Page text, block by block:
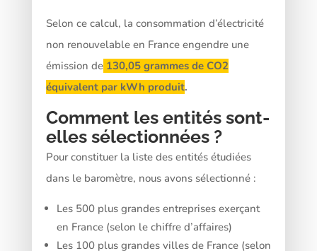
Selon ce calcul, la consommation d’électricité
non renouvelable en France engendre une
émission de130,05 grammes de CO2
équivalent par kWh produit.
Comment les entités sont-
elles sélectionnées ?
Pour constituer la liste des entités étudiées
dans le baromètre, nous avons sélectionné :
Les 500 plus grandes entreprises exerçant
en France (selon le chiffre d’affaires)
Les 100 plus grandes villes de France (selon